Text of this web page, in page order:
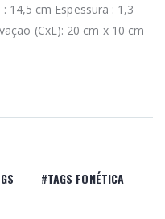
14,5 cm Espessura : 1,3
(CxL): 20 cm x 10 cm
#TAGS FONÉTICA